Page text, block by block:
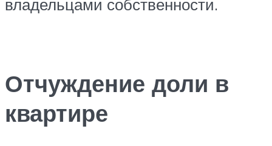
владельцами собственности.
Отчуждение доли в
квартире